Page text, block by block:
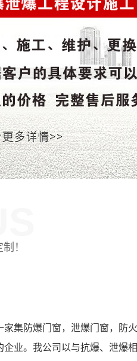
！
集防爆门窗，泄爆门窗，防
业。我公司以与抗爆、泄爆